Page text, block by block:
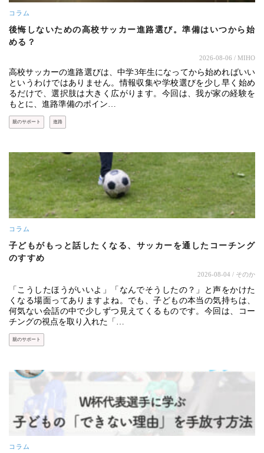
コラム
後悔しないための高校サッカー進路選び。準備はいつから始
める？
2026-08-06 / MIHO
高校サッカーの進路選びは、中学3年生になってから始めればいい
というわけではありません。情報収集や学校選びを少し早く始め
るだけで、選択肢は大きく広がります。今回は、我が家の経験を
もとに、進路準備のポイン…
親のサポート 進路
コラム
子どもがもっと話したくなる、サッカーを通したコーチング
のすすめ
2026-08-04 / そのか
「こうしたほうがいいよ」「なんでそうしたの？」と声をかけた
くなる場面ってありますよね。でも、子どもの本当の気持ちは、
何気ない会話の中で少しずつ見えてくるものです。今回は、コー
チングの視点を取り入れた「…
親のサポート
コラム